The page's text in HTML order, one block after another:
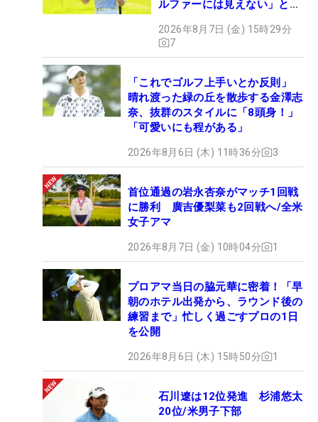
ルファーには見えない」とコ
2026年8月7日 (金) 15時29分
7
「これでゴルフ上手いとか反則」
晴れ渡った緑の丘を散歩する金澤志
奈、抜群のスタイルに「8頭身！」
「可愛いにも程がある」
2026年8月6日 (木) 11時36分 3
首位通過の岩永杏奈がマッチ1回戦
に勝利 廣吉優梨菜も2回戦へ/全米
女子アマ
2026年8月7日 (金) 10時04分 1
プロアマ当日の脇元華に密着！「早
朝のホテル出発から、ラウンド後の
練習まで」忙しく過ごすプロの1日
を公開
2026年8月6日 (木) 15時50分 1
石川遼は12位発進 杉浦悠太
20位/米男子下部